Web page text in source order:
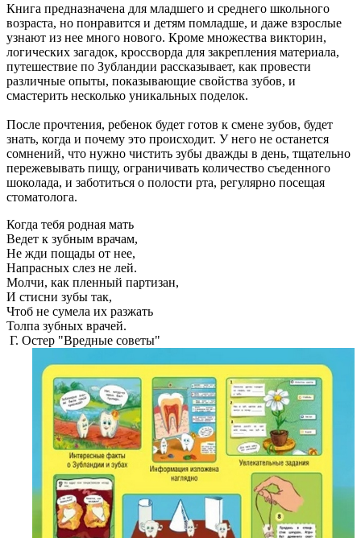
Книга предназначена для младшего и среднего школьного
возраста, но понравится и детям помладше, и даже взрослые
узнают из нее много нового. Кроме множества викторин,
логических загадок, кроссворда для закрепления материала,
путешествие по Зубландии рассказывает, как провести
различные опыты, показывающие свойства зубов, и
смастерить несколько уникальных поделок.
После прочтения, ребенок будет готов к смене зубов, будет
знать, когда и почему это происходит. У него не останется
сомнений, что нужно чистить зубы дважды в день, тщательно
пережевывать пищу, ограничивать количество съеденного
шоколада, и заботиться о полости рта, регулярно посещая
стоматолога.
Когда тебя родная мать
Ведет к зубным врачам,
Не жди пощады от нее,
Напрасных слез не лей.
Молчи, как пленный партизан,
И стисни зубы так,
Чтоб не сумела их разжать
Толпа зубных врачей.
Г. Остер "Вредные советы"